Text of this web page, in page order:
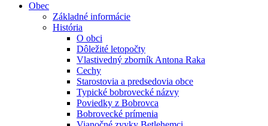
Obec
Základné informácie
História
O obci
Dôležité letopočty
Vlastivedný zborník Antona Raka
Cechy
Starostovia a predsedovia obce
Typické bobrovecké názvy
Poviedky z Bobrovca
Bobrovecké prímenia